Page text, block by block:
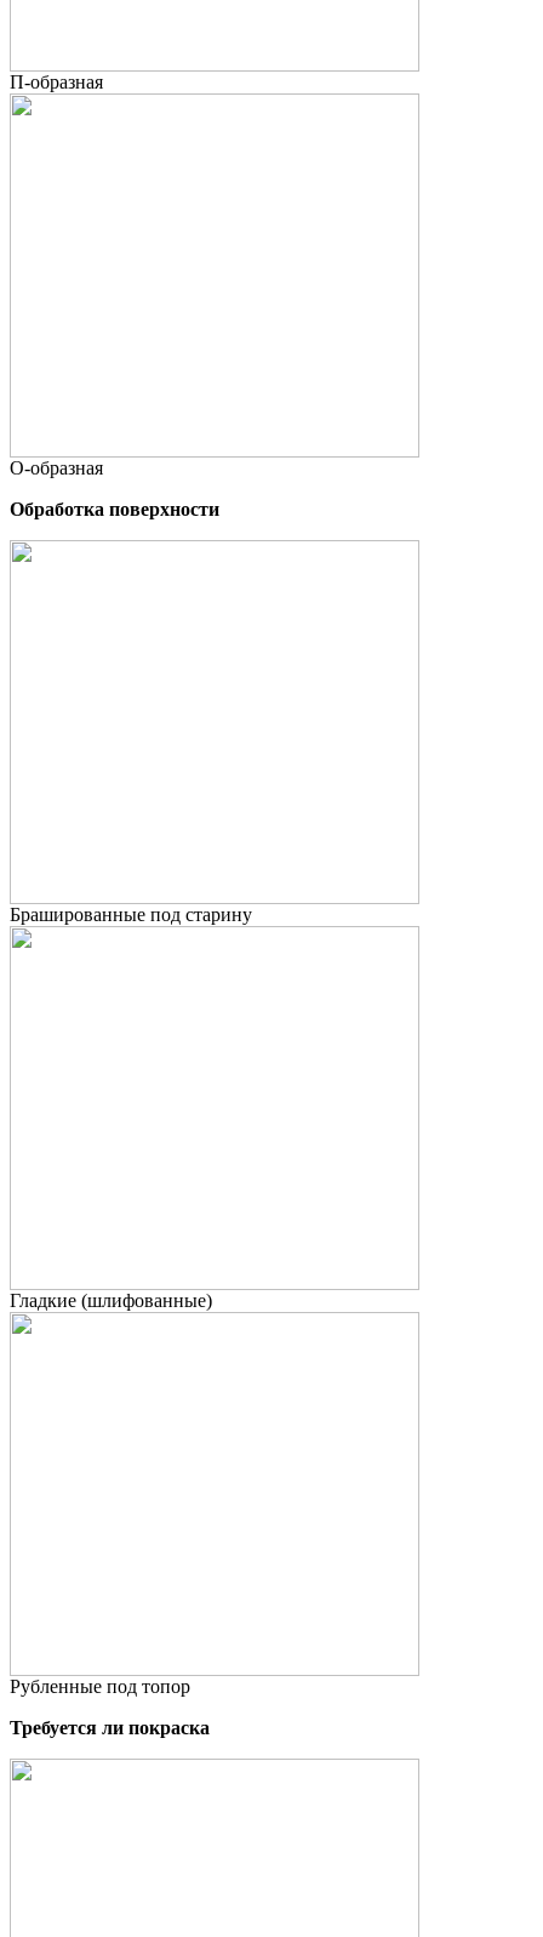
П-образная
О-образная
Обработка поверхности
Брашированные под старину
Гладкие (шлифованные)
Рубленные под топор
Требуется ли покраска